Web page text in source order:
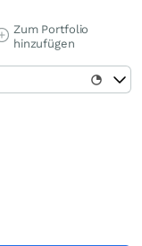
Zum Portfolio
hinzufügen